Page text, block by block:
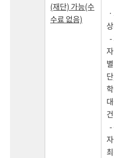
(재단) 가능(수
수료 없음)
-
-